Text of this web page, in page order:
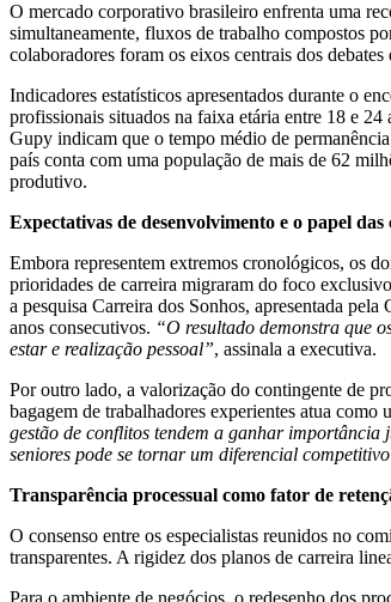
O mercado corporativo brasileiro enfrenta uma
simultaneamente, fluxos de trabalho compostos
colaboradores foram os eixos centrais dos
Indicadores estatísticos apresentados durante o
profissionais situados na faixa etária entre 18 e
Gupy indicam que o tempo médio de
país conta com uma população de mais de 62
produtivo.
Expectativas de desenvolvimento e o papel
Embora representem extremos cronológicos, os
prioridades de carreira migraram do foco
a pesquisa Carreira dos Sonhos, apresentada
anos consecutivos. “O resultado demonstra que
estar e realização pessoal”, assinala a executiva.
Por outro lado, a valorização do contingente de
bagagem de trabalhadores experientes atua como
gestão de conflitos tendem a ganhar importância
seniores pode se tornar um diferencial
Transparência processual como fator de
O consenso entre os especialistas reunidos no
transparentes. A rigidez dos planos de carreira